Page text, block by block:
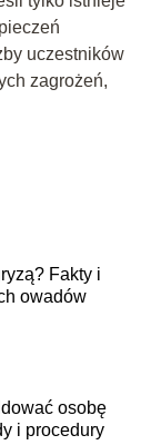
uczestników
zagrożeń,
Fakty i
owadów
osobę
i procedury